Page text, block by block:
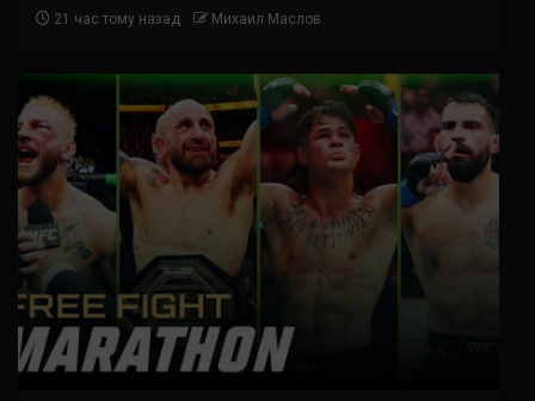
21 час тому назад Михаил Маслов